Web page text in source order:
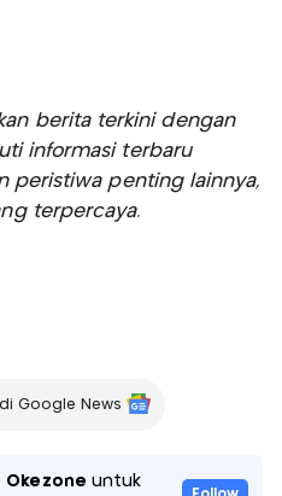
berita terkini dengan
informasi terbaru
peristiwa penting lainnya,
terpercaya.
Google News
Okezone untuk